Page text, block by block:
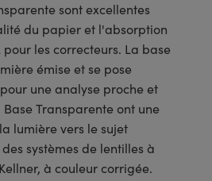
sont excellentes
du papier et l'absorption
les correcteurs. La base
émise et se pose
une analyse proche et
Transparente ont une
lumière vers le sujet
systèmes de lentilles à
à couleur corrigée.